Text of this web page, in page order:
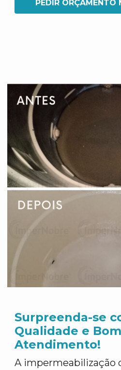
PEDIR
Surpreenda-se
Qualidade e Bom
Atendimento!
A impermeabilização